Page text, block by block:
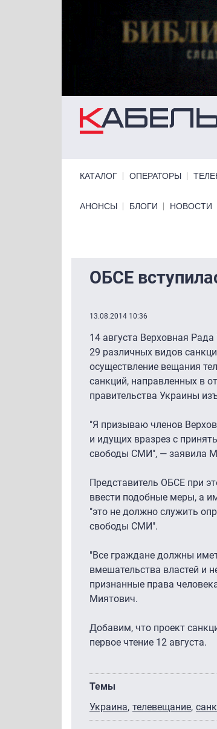
КАТАЛОГ ОПЕРАТОРЫ
Primary links bottom
АНОНСЫ БЛОГИ НОВОСТИ
ОБСЕ
13.08.2014 10:36
14 августа Верховная
29 различных видов
осуществление вещания
санкций, направленных в
правительства Украины
"Я призываю членов
и идущих вразрез с
свободы СМИ", — заявила
Представитель ОБСЕ при
ввести подобные меры, а
"это не должно служить
свободы СМИ".
"Все граждане должны
вмешательства властей и
признанные права
Миятович.
Добавим, что проект
первое чтение 12 августа.
Темы
Украина телевещание